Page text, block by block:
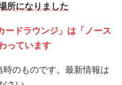
所になりました
ードラウンジ」は「ノース
っています
のものです。最新情報は